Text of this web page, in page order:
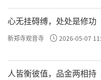
心无挂碍缚，处处是修功
新郑寺观音寺 2026-05-07
人皆衡彼值，品金两相持